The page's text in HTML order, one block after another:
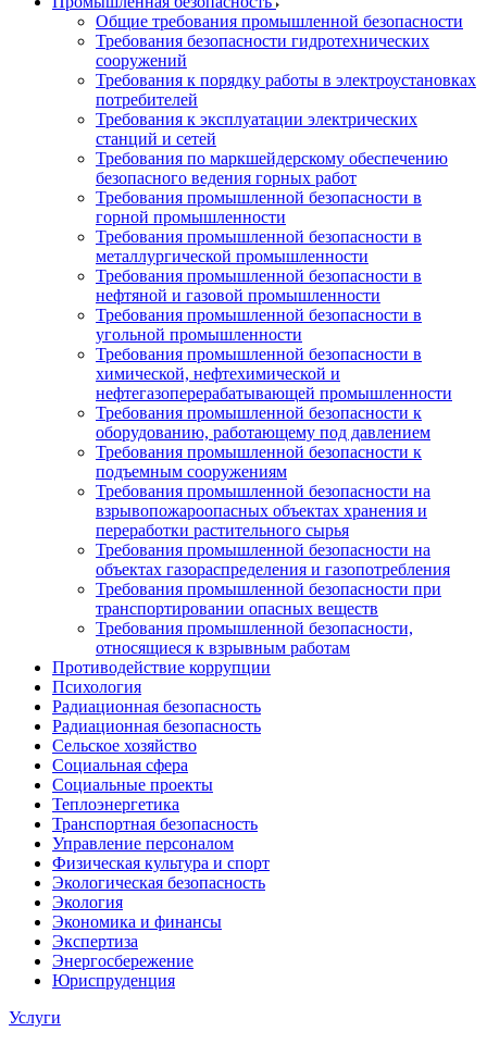
Общие требования промышленной безопасности
Требования безопасности гидротехнических
сооружений
Требования к порядку работы в электроустановках
потребителей
Требования к эксплуатации электрических
станций и сетей
Требования по маркшейдерскому обеспечению
безопасного ведения горных работ
Требования промышленной безопасности в
горной промышленности
Требования промышленной безопасности в
металлургической промышленности
Требования промышленной безопасности в
нефтяной и газовой промышленности
Требования промышленной безопасности в
угольной промышленности
Требования промышленной безопасности в
химической, нефтехимической и
нефтегазоперерабатывающей промышленности
Требования промышленной безопасности к
оборудованию, работающему под давлением
Требования промышленной безопасности к
подъемным сооружениям
Требования промышленной безопасности на
взрывопожароопасных объектах хранения и
переработки растительного сырья
Требования промышленной безопасности на
объектах газораспределения и газопотребления
Требования промышленной безопасности при
транспортировании опасных веществ
Требования промышленной безопасности,
относящиеся к взрывным работам
Противодействие коррупции
Психология
Радиационная безопасность
Радиационная безопасность
Сельское хозяйство
Социальная сфера
Социальные проекты
Теплоэнергетика
Транспортная безопасность
Управление персоналом
Физическая культура и спорт
Экологическая безопасность
Экология
Экономика и финансы
Экспертиза
Энергосбережение
Юриспруденция
Услуги